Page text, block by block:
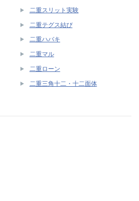
二重スリット実験
二重テグス結び
二重ハバキ
二重マル
二重ローン
二重三角十二・十二面体